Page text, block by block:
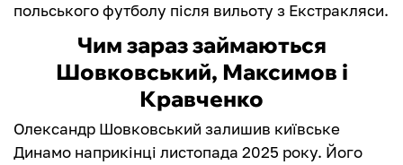
польського футболу після вильоту з Екстракляси.
Чим зараз займаються
Шовковський, Максимов і
Кравченко
Олександр Шовковський залишив київське
Динамо наприкінці листопада 2025 року. Його